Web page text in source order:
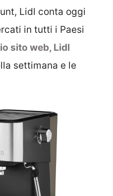
Lidl conta oggi
in tutti i Paesi
sito web, Lidl
settimana e le